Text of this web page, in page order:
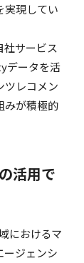
実現してい
社サービス
データを活
ツレコメン
みが積極的
活用で
におけるマ
ージェンシ